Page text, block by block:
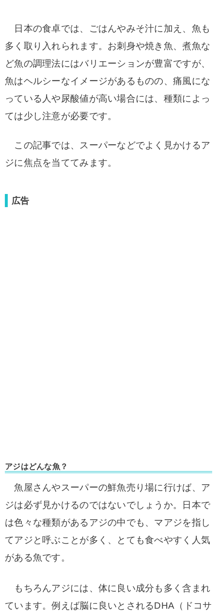
日本の食卓では、ごはんやみそ汁に加え、魚も
多く取り入れられます。お刺身や焼き魚、煮魚な
ど魚の調理法にはバリエーションが豊富ですが、
魚はヘルシーなイメージがあるものの、痛風にな
っている人や尿酸値が高い場合には、種類によっ
ては少し注意が必要です。
この記事では、スーパーなどでよく見かけるア
ジに焦点を当ててみます。
広告
アジはどんな魚？
魚屋さんやスーパーの鮮魚売り場に行けば、ア
ジは必ず見かけるのではないでしょうか。日本で
は色々な種類があるアジの中でも、マアジを指し
てアジと呼ぶことが多く、とても食べやすく人気
がある魚です。
もちろんアジには、体に良い成分も多く含まれ
ています。例えば脳に良いとされるDHA（ドコサ